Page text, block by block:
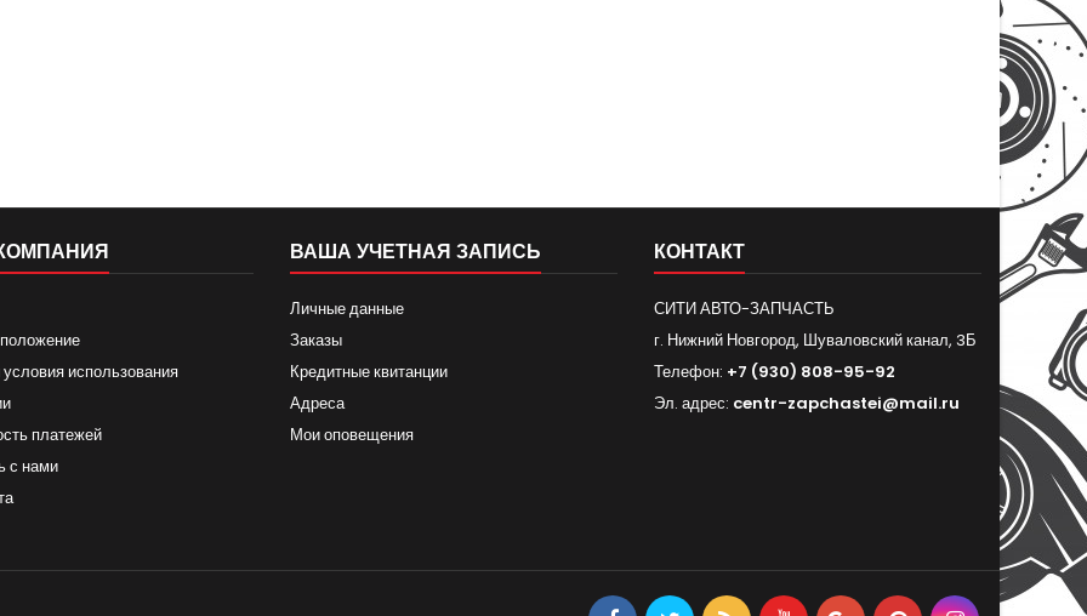
использования
платежей
с нами
ВАША УЧЕТНАЯ ЗАПИСЬ
Личные данные
Заказы
Кредитные квитанции
Адреса
Мои оповещения
КОНТАКТ
СИТИ АВТО-ЗАПЧАСТЬ
г. Нижний Новгород, Шуваловский канал, 3Б
Телефон: +7 (930) 808-95-92
Эл. адрес: centr-zapchastei@mail.ru